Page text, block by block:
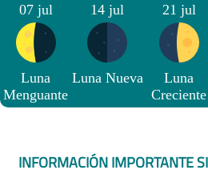
07 jul
Luna
Menguante
14 jul
Luna Nueva
21 jul
Luna
Creciente
INFORMACIÓN IMPORTANTE